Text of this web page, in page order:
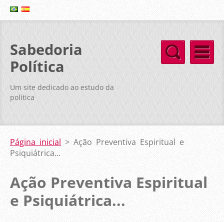
Sabedoria
Política
Um site dedicado ao estudo da
política
Página inicial > Ação Preventiva Espiritual e
Psiquiátrica...
Ação Preventiva Espiritual
e Psiquiátrica...